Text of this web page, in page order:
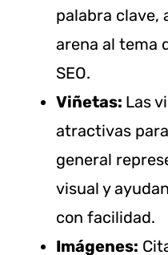
palabra clave,
arena al tema
SEO.
Viñetas: Las
atractivas
general
visual y
con facilidad.
Imágenes: